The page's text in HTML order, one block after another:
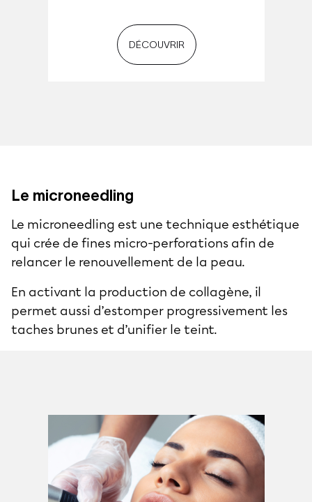
DÉCOUVRIR
Le microneedling
Le microneedling est une technique esthétique
qui crée de fines micro-perforations afin de
relancer le renouvellement de la peau.
En activant la production de collagène, il
permet aussi d’estomper progressivement les
taches brunes et d’unifier le teint.